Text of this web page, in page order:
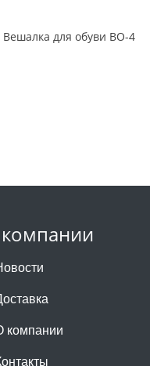
Вешалка для обуви ВО-4
компании